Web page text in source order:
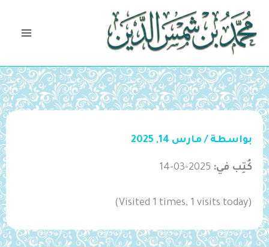
تخطي
المحتوى
بواسطة / مارس 14, 2025
كُتِب في: 2025-03-14
(Visited 1 times, 1 visits today)